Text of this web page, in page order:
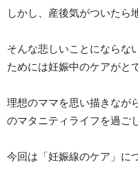
しかし、産後気がついたら
そんな悲しいことにならな
ためには妊娠中のケアがと
理想のママを思い描きなが
のマタニティライフを過ご
今回は「妊娠線のケア」に